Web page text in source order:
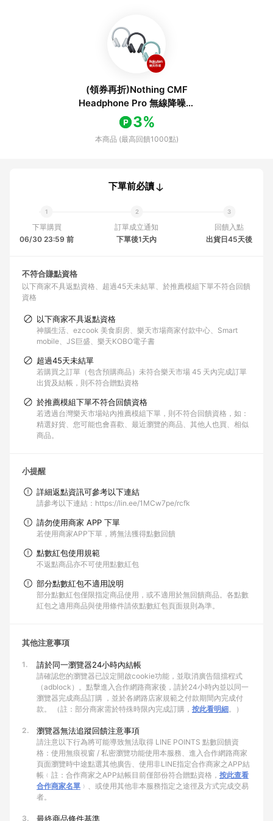
(領券再折)Nothing CMF
Headphone Pro 無線降噪耳
機 藍牙耳機 耳罩耳機
3%
本商品 (最高回饋1000點)
下單前必讀
下單購買
06/30 23:59 前
訂單成立通知
下單後1天內
回饋入點
出貨日45天後
不符合賺點資格
以下商家不具返點資格 超過45天未結單
於推薦模組下單不符合回饋
資格
以下商家不具返點資格
神腦生活、ezcook 美食廚房、樂天市場商家付款中心、Smart
mobile、JS巨盛、樂天KOBO電子書
超過45天未結單
若購買之訂單（包含預購商品）未符合樂天市場 45 天內完成訂單
出貨及結帳，則不符合贈點資格
於推薦模組下單不符合回饋資格
若透過台灣樂天市場站內推薦模組下單，則不符合回饋資格，如：
精選好貨、您可能也會喜歡、最近瀏覽的商品、其他人也買、相似
商品。
小提醒
詳細返點資訊可參考以下連結
請參考以下連結：https://lin.ee/1MCw7pe/rcfk
請勿使用商家 APP 下單
若使用商家APP下單，將無法獲得點數回饋
點數紅包使用規範
不返點商品亦不可使用點數紅包
部分點數紅包不適用說明
部分點數紅包僅限指定商品使用，或不適用於無回饋商品。各點數
紅包之適用商品與使用條件請依點數紅包頁面規則為準。
其他注意事項
1. 請於同一瀏覽器24小時內結帳
請確認您的瀏覽器已設定開啟cookie功能，並取消廣告阻擋程式
（adblock）。點擊進入合作網路商家後，請於24小時內並以同一
瀏覽器完成商品訂購 ，並於各網路店家規範之付款期間內完成付
款。 （註：部分商家需於特殊時限內完成訂購， 按此看明細。）
2. 瀏覽器無法追蹤回饋注意事項
請注意以下行為將可能導致無法取得 LINE POINTS 點數回饋資
格：使用無痕視窗 / 私密瀏覽功能使用本服務、進入合作網路商家
頁面瀏覽時中途點選其他廣告、使用非LINE指定合作商家之APP結
帳﹙註：合作商家之APP結帳目前僅部份符合贈點資格， 按此查看
合作商家名單 ﹚、或使用其他非本服務指定之途徑及方式完成交易
者。
3. 最終商品條件基準